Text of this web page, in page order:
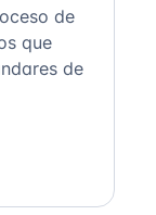
de
que
de